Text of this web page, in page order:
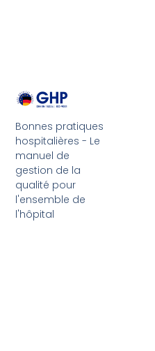
Bonnes pratiques
hospitalières - Le
manuel de
gestion de la
qualité pour
l'ensemble de
l'hôpital